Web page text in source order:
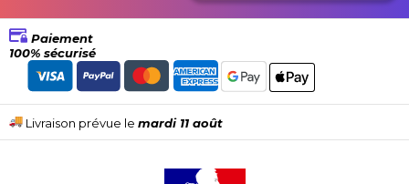
Paiement
100% sécurisé
Livraison prévue le mardi 11 août